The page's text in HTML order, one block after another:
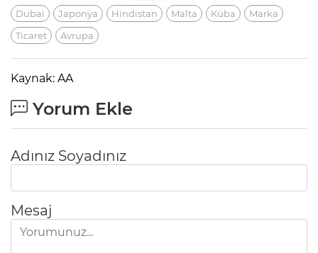
Dubai
Japonya Hindistan Malta Küba
Marka
Ticaret
Avrupa
Kaynak: AA
Yorum Ekle
Adınız Soyadınız
Mesaj